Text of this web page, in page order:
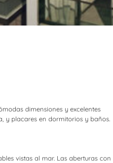
dimensiones y excelentes
y placares en dormitorios y baños.
vistas al mar. Las aberturas con